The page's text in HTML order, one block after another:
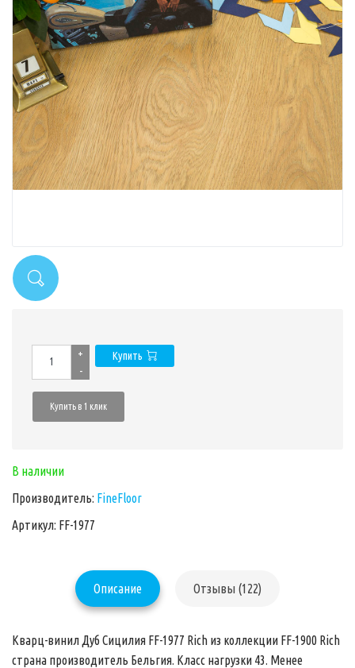
+
-
Купить
Купить в 1 клик
В наличии
Производитель: FineFloor
Артикул: FF-1977
Описание Отзывы (122)
Кварц-винил Дуб Сицилия FF-1977 Rich из коллекции FF-1900 Rich
страна производитель Бельгия. Класс нагрузки 43. Менее